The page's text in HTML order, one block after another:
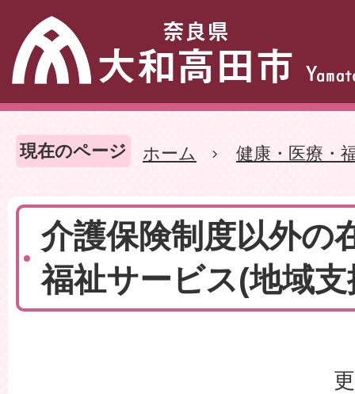
現在のページ ホーム 健康・医療・
介護保険制度以外の
福祉サービス(地域